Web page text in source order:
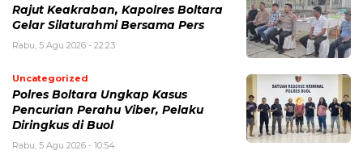
Rajut Keakraban, Kapolres Boltara
Gelar Silaturahmi Bersama Pers
Rabu, 5 Agu 2026 - 22:23
Uncategorized
Polres Boltara Ungkap Kasus
Pencurian Perahu Viber, Pelaku
Diringkus di Buol
Rabu, 5 Agu 2026 - 10:54